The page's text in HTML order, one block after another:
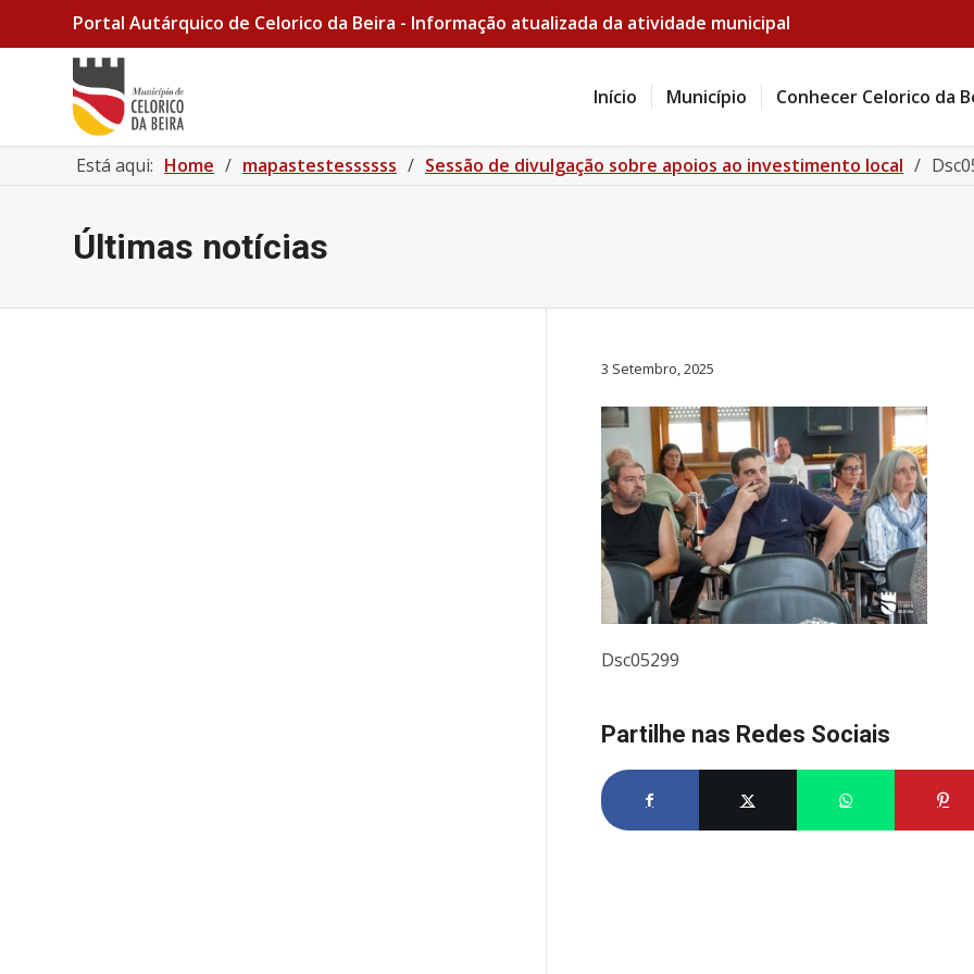
Portal Autárquico de Celorico da Beira - Informação atualizada da atividade municipal
Início Município Conhecer Celorico da
Está aqui: Home / mapastestessssss / Sessão de divulgação sobre apoios ao investimento local /
Últimas notícias
3 Setembro, 2025
Dsc05299
Partilhe nas Redes Sociais
Partilhe no FacebookPartilhe no XShare on